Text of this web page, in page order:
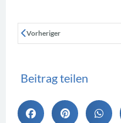
Vorheriger
Beitrag teilen